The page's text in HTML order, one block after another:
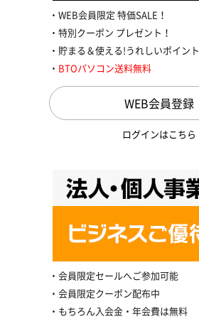
WEB会員限定 特価SALE！
特別クーポン プレゼント！
貯まる＆使える!うれしいポイント
BTOパソコン送料無料
WEB会員登録
ログインはこちら
会員限定セールへご参加可能
会員限定クーポン配布中
もちろん入会金・年会費は無料